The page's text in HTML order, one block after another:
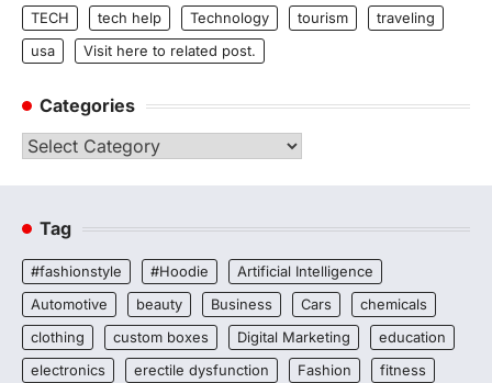
TECH
tech help Technology tourism
traveling
usa
Visit here to related post.
Categories
Categories
Tag
#fashionstyle #Hoodie
Artificial Intelligence
Automotive
beauty Business Cars
chemicals
clothing
custom boxes Digital Marketing
education
electronics
erectile dysfunction Fashion
fitness